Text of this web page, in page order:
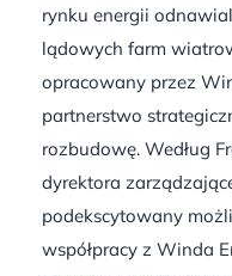
rynku energii
lądowych farm
opracowany przez
partnerstwo
rozbudowę. Według
dyrektora
podekscytowany
współpracy z Winda